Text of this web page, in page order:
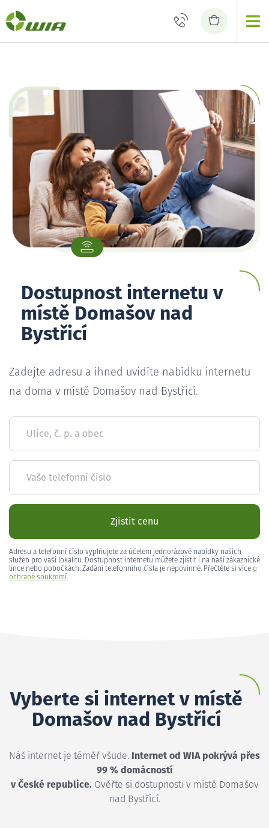
Dostupnost internetu v
místě Domašov nad
Bystřicí
Zadejte adresu a ihned uvidíte nabídku internetu
na doma v místě Domašov nad Bystřicí.
Ulice, č. p. a obec
Vaše telefonní číslo
Zjistit cenu
Adresu a telefonní číslo vyplňujete za účelem jednorázové nabídky našich
služeb pro vaši lokalitu. Dostupnost internetu můžete zjistit i na naší zákaznické
lince nebo pobočkách. Zadání telefonního čísla je nepovinné. Přečtěte si více o
ochraně soukromí.
Vyberte si internet v místě
Domašov nad Bystřicí
Náš internet je téměř všude. Internet od WIA pokrývá přes
99 % domácností
v České republice.Ověřte si dostupnosti v místě Domašov
nad Bystřicí.